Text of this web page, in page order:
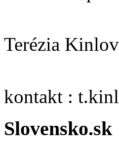
Terézia
kontakt :
Slovensko.sk